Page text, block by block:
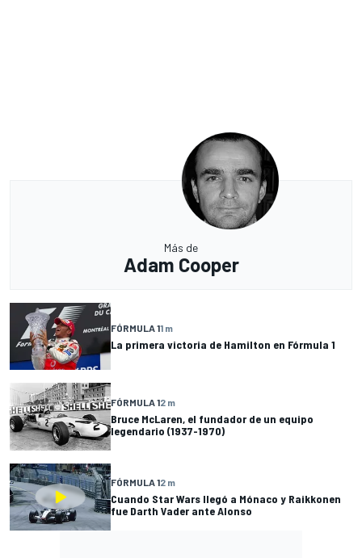
Más de
Adam Cooper
FÓRMULA 11 m
La primera victoria de Hamilton en Fórmula 1
FÓRMULA 12 m
Bruce McLaren, el fundador de un equipo
legendario (1937-1970)
FÓRMULA 12 m
Cuando Star Wars llegó a Mónaco y Raikkonen
fue Darth Vader ante Alonso